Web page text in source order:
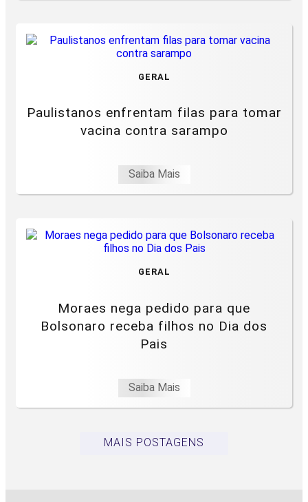
GERAL
Paulistanos enfrentam filas para tomar
vacina contra sarampo
Saiba Mais
GERAL
Moraes nega pedido para que
Bolsonaro receba filhos no Dia dos
Pais
Saiba Mais
MAIS POSTAGENS